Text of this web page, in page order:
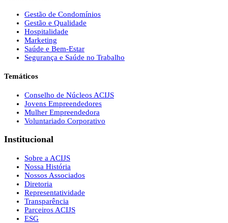
Gestão de Condomínios
Gestão e Qualidade
Hospitalidade
Marketing
Saúde e Bem-Estar
Segurança e Saúde no Trabalho
Temáticos
Conselho de Núcleos ACIJS
Jovens Empreendedores
Mulher Empreendedora
Voluntariado Corporativo
Institucional
Sobre a ACIJS
Nossa História
Nossos Associados
Diretoria
Representatividade
Transparência
Parceiros ACIJS
ESG